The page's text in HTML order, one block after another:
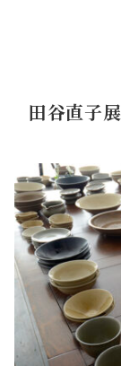
田谷直子